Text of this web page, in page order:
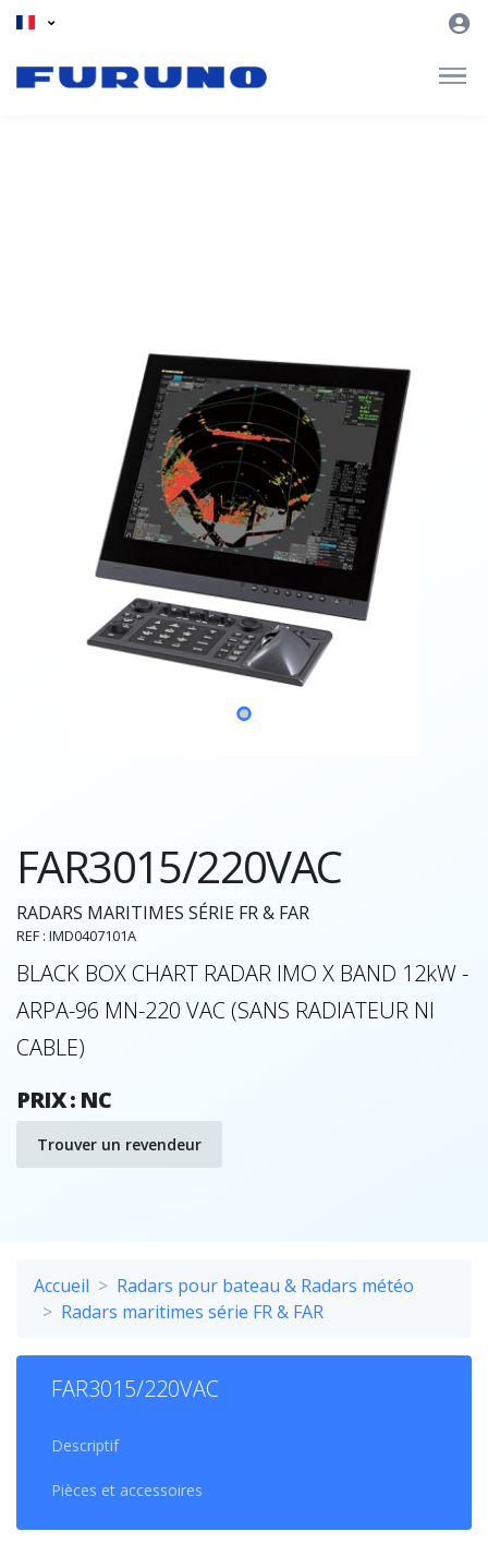
FAR3015/220VAC
RADARS MARITIMES SÉRIE FR & FAR
REF : IMD0407101A
BLACK BOX CHART RADAR IMO X BAND 12kW -
ARPA-96 MN-220 VAC (SANS RADIATEUR NI
CABLE)
PRIX : NC
Trouver un revendeur
Accueil
Radars pour bateau & Radars météo
Radars maritimes série FR & FAR
FAR3015/220VAC
Descriptif
Pièces et accessoires